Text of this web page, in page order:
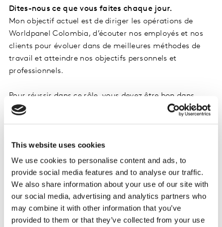
This website uses cookies
We use cookies to personalise content and ads, to
provide social media features and to analyse our traffic.
We also share information about your use of our site with
our social media, advertising and analytics partners who
may combine it with other information that you’ve
provided to them or that they’ve collected from your use
Dites-nous ce que vous faites chaque jour.
Mon objectif actuel est de diriger les opérations de
Worldpanel Colombia, d’écouter nos employés et nos
clients pour évoluer dans de meilleures méthodes de
travail et atteindre nos objectifs personnels et
professionnels.
Pour réussir dans ce rôle, vous devez être bon dans
certaines choses. Vous devez être en mesure d’identifier
réalités. Il y a les compétences commerciales et
analytiques, mais aussi des choses comme la gestion
des conflits et la capacité de faire bouger les choses. Il
s’agit d’être conscient dans la prise de décision rapide
et le temps investi dans la connexion avec les gens.
Quel a été le point culminant de votre carrière